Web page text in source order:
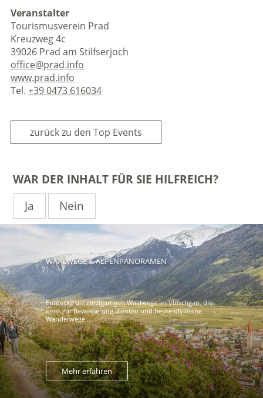
Veranstalter
Tourismusverein Prad
Kreuzweg 4c
39026 Prad am Stilfserjoch
office@prad.info
www.prad.info
Tel. +39 0473 616034
zurück zu den Top Events
WAR DER INHALT FÜR SIE HILFREICH?
Ja
Nein
WAALWEGE & ALPENPANORAMEN
Entdecke die einzigartigen Waalwege im Vinschgau, die
einst zur Bewässerung dienten und heute idyllische
Wanderwege ...
Mehr erfahren